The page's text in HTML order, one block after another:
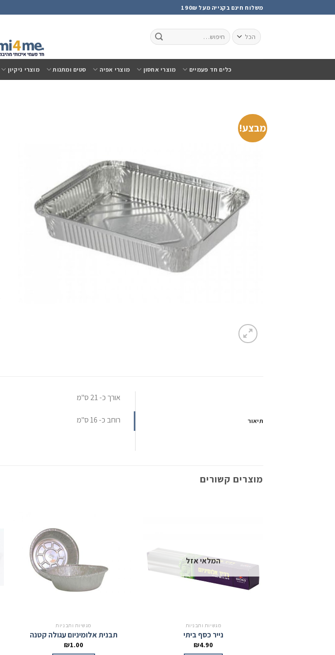
to
משלוח חינם בקנייה מעל 190₪
כלים חד פעמיים מוצרי אחסון מוצרי אפיה סטים ומתנות מוצרי ניקיון
מבצע!
תיאור
אורך כ- 21 ס"מ
רוחב כ- 16 ס"מ
מוצרים קשורים
המלאי אזל
מגשיות ותבניות
נייר כסף ביתי
₪4.90
מגשיות ותבניות
תבנית אלומיניום עגולה קטנה
₪1.00